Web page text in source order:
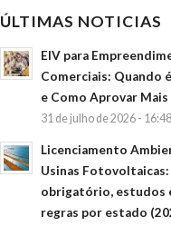
ÚLTIMAS NOTICIAS
EIV para
Comerciais: Quando
e Como Aprovar Mais
31 de julho de 2026 - 16:48
Licenciamento
Usinas
obrigatório, estudos
regras por estado